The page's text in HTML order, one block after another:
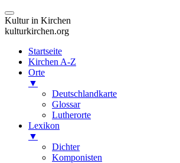
Kultur in Kirchen
kulturkirchen.org
Startseite
Kirchen A-Z
Orte
▼
Deutschlandkarte
Glossar
Lutherorte
Lexikon
▼
Dichter
Komponisten